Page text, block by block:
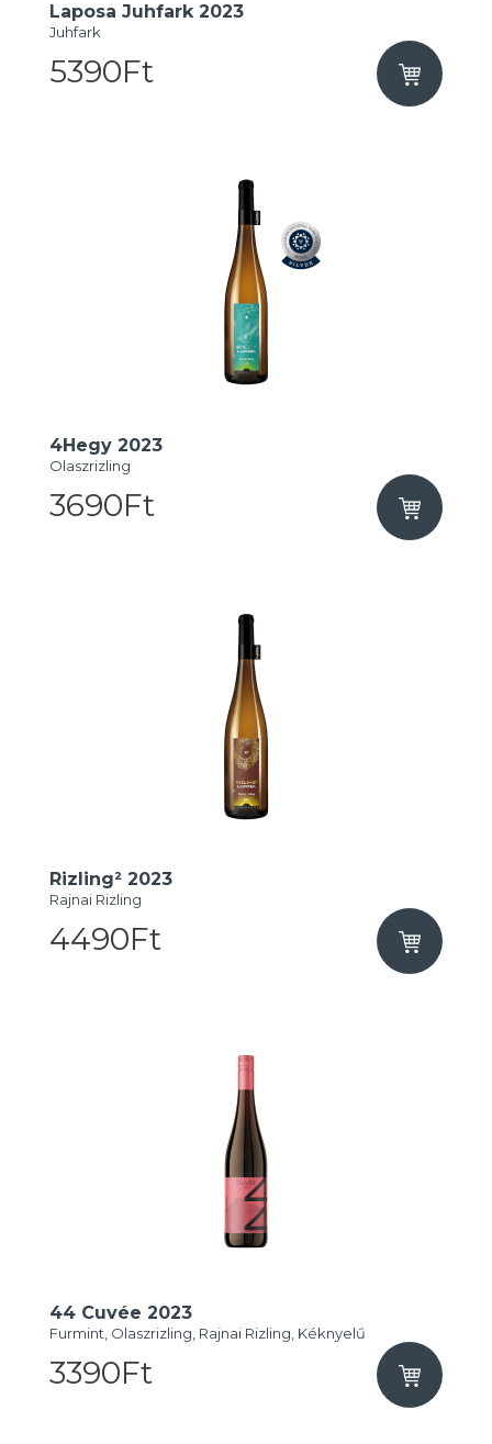
Laposa Juhfark 2023
Juhfark
5390Ft
4Hegy 2023
Olaszrizling
3690Ft
Rizling² 2023
Rajnai Rizling
4490Ft
44 Cuvée 2023
Furmint, Olaszrizling, Rajnai Rizling, Kéknyelű
3390Ft